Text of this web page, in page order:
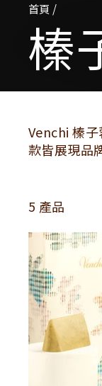
首頁 /
榛
Venchi 榛
款皆展現品
5 產品